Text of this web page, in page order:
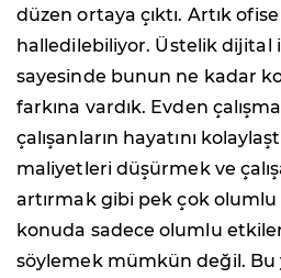
düzen ortaya çıktı. Artık
halledilebiliyor. Üstelik dijital
sayesinde bunun ne kadar
farkına vardık. Evden
çalışanların hayatını
maliyetleri düşürmek ve
artırmak gibi pek çok olumlu
konuda sadece olumlu
söylemek mümkün değil. Bu